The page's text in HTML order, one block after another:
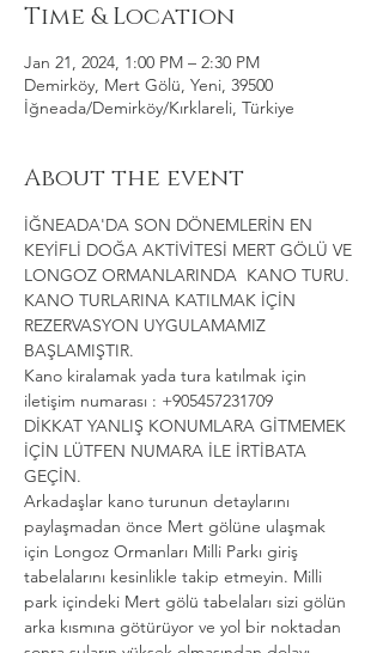
Time & Location
Jan 21, 2024, 1:00 PM – 2:30 PM
Demirköy, Mert Gölü, Yeni, 39500
İğneada/Demirköy/Kırklareli, Türkiye
About the event
İĞNEADA'DA SON DÖNEMLERİN EN
KEYİFLİ DOĞA AKTİVİTESİ MERT GÖLÜ VE
LONGOZ ORMANLARINDA  KANO TURU.
KANO TURLARINA KATILMAK İÇİN
REZERVASYON UYGULAMAMIZ
BAŞLAMIŞTIR.
Kano kiralamak yada tura katılmak için
iletişim numarası : +905457231709
DİKKAT YANLIŞ KONUMLARA GİTMEMEK
İÇİN LÜTFEN NUMARA İLE İRTİBATA
GEÇİN.
Arkadaşlar kano turunun detaylarını
paylaşmadan önce Mert gölüne ulaşmak
için Longoz Ormanları Milli Parkı giriş
tabelalarını kesinlikle takip etmeyin. Milli
park içindeki Mert gölü tabelaları sizi gölün
arka kısmına götürüyor ve yol bir noktadan